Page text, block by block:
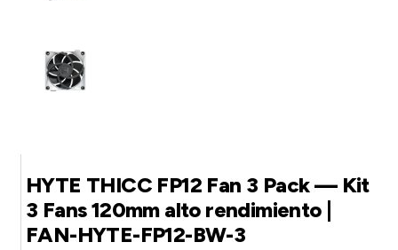
HYTE THICC FP12 Fan 3 Pack — Kit
3 Fans 120mm alto rendimiento |
FAN-HYTE-FP12-BW-3